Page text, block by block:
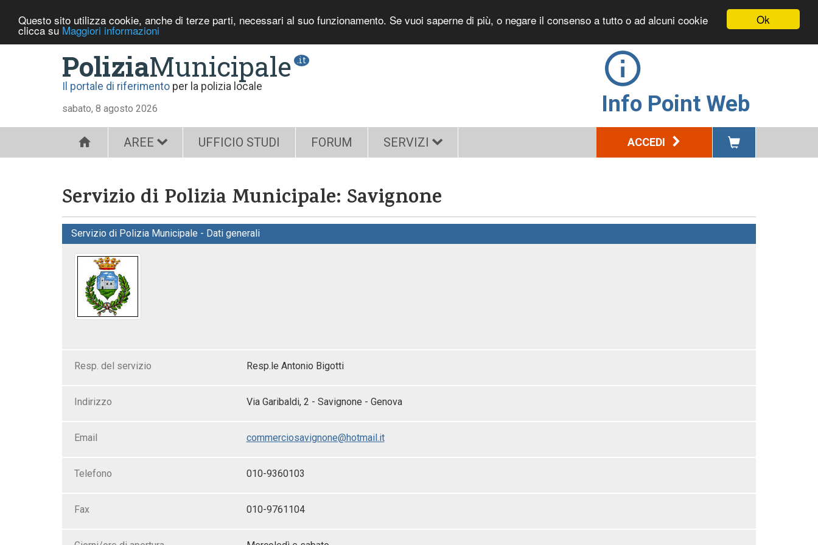
Ok
Questo sito utilizza cookie, anche di terze parti, necessari al suo funzionamento. Se vuoi saperne di più, o negare il consenso a tutto o ad alcuni cookie
clicca su Maggiori informazioni
PoliziaMunicipale .it
Il portale di riferimento per la polizia locale
sabato, 8 agosto 2026 Info Point Web
AREE UFFICIO STUDI FORUM SERVIZI ACCEDI
Servizio di Polizia Municipale: Savignone
Servizio di Polizia Municipale - Dati generali
Resp. del servizio Resp.le Antonio Bigotti
Indirizzo Via Garibaldi, 2 - Savignone - Genova
Email commerciosavignone@hotmail.it
Telefono 010-9360103
Fax 010-9761104